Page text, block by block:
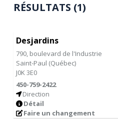
RÉSULTATS (1)
Desjardins
790, boulevard de l'Industrie
Saint-Paul (Québec)
J0K 3E0
450-759-2422
Direction
Détail
Faire un changement